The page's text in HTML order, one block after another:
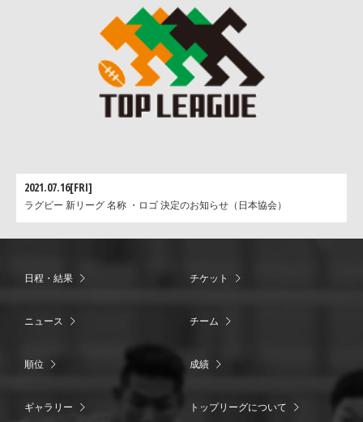
2021.07.16[FRI]
ラグビー 新リーグ 名称 ・ロゴ 決定のお知らせ（日本協会）
日程・結果 チケット
ニュース チーム
順位 成績
ギャラリー トップリーグについて